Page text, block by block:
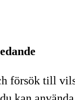
försök till